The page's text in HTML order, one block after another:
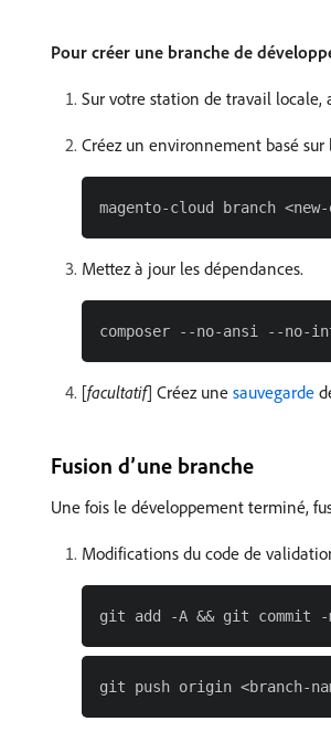
Pour créer une branche de
Sur votre station de travail locale,
Créez un environnement basé
Mettez à jour les dépendances.
[facultatif] Créez une sauvegarde
Fusion d’une branche
Une fois le développement terminé,
Modifications du code de